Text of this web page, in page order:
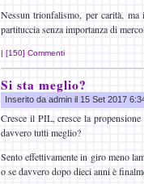
Nessun trionfalismo, per carità, ma
partituccia senza importanza di
| [150] Commenti
Si sta meglio?
Inserito da admin il 15 Set 2017
Cresce il PIL, cresce la
davvero tutti meglio?
Sento effettivamente in giro meno
o se davvero dopo dieci anni è